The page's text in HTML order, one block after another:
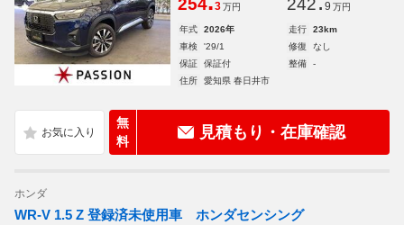
254 3 万円 242 9 万円
年式 2026年 走行
23km
車検
'29/1 修復
なし
保証
保証付 整備
-
住所
愛知県 春日井市
無
料
見積もり・在庫確認
ホンダ
WR-V 1.5 Z 登録済未使用車 ホンダセンシング